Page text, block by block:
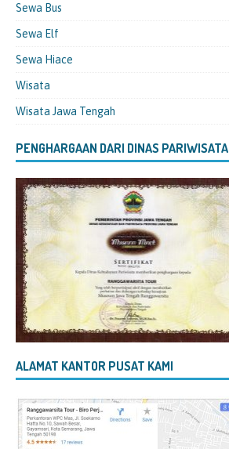
Sewa Bus
Sewa Elf
Sewa Hiace
Wisata
Wisata Jawa Tengah
PENGHARGAAN DARI DINAS PARIWISATA
ALAMAT KANTOR PUSAT KAMI